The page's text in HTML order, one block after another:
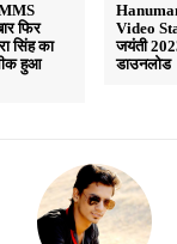
फिर
सिंह का
हुआ
Video
जयंती
डाउनलोड